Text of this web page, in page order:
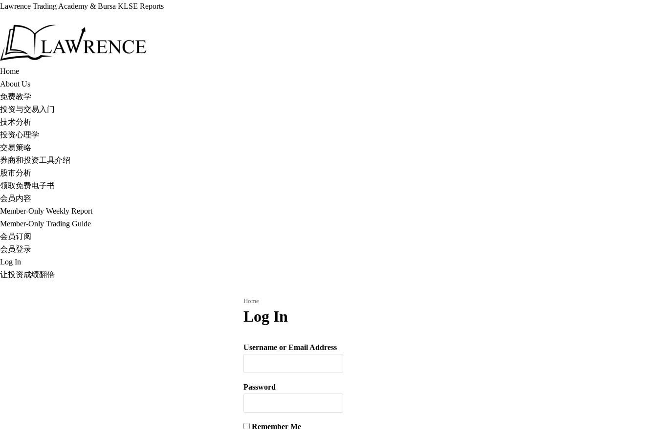
Skip
to
content
Lawrence Trading Academy & Bursa KLSE Reports
Home
About Us
免费教学
投资与交易入门
技术分析
投资心理学
交易策略
券商和投资工具介绍
股市分析
领取免费电子书
会员内容
Member-Only Weekly Report
Member-Only Trading Guide
会员订阅
会员登录
Log In
让投资成绩翻倍
Home
Log In
Username or Email Address
Password
Remember Me